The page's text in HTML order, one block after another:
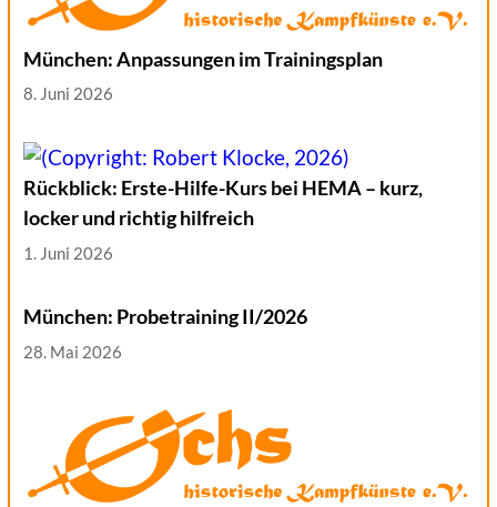
München: Anpassungen im Trainingsplan
8. Juni 2026
Rückblick: Erste-Hilfe-Kurs bei HEMA – kurz,
locker und richtig hilfreich
1. Juni 2026
München: Probetraining II/2026
28. Mai 2026